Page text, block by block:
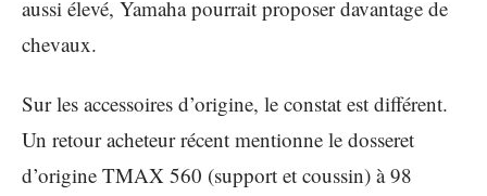
aussi élevé, Yamaha pourrait proposer davantage de
chevaux.
Sur les accessoires d’origine, le constat est différent.
Un retour acheteur récent mentionne le dosseret
d’origine TMAX 560 (support et coussin) à 98